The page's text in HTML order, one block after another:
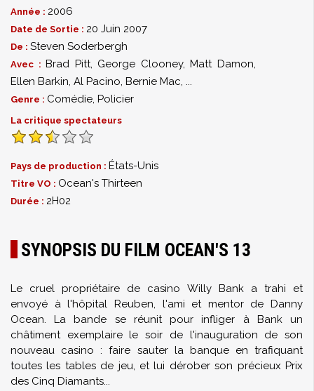
Année : 2006
Date de Sortie : 20 Juin 2007
De : Steven Soderbergh
Avec : Brad Pitt, George Clooney,Matt Damon,
Ellen Barkin, Al Pacino, Bernie Mac, ...
Genre : Comédie, Policier
La critique spectateurs
Pays de production : États-Unis
Titre VO : Ocean's Thirteen
Durée : 2H02
SYNOPSIS DU FILM OCEAN'S 13
Le cruel propriétaire de casino Willy Bank a trahi et
envoyé à l'hôpital Reuben, l'ami et mentor de Danny
Ocean. La bande se réunit pour infliger à Bank un
châtiment exemplaire le soir de l'inauguration de son
nouveau casino : faire sauter la banque en trafiquant
toutes les tables de jeu, et lui dérober son précieux Prix
des Cinq Diamants...